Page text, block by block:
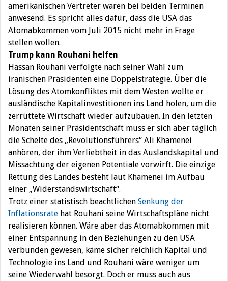
amerikanischen Vertreter waren bei beiden Terminen
anwesend. Es spricht alles dafür, dass die USA das
Atomabkommen vom Juli 2015 nicht mehr in Frage
stellen wollen.
Trump kann Rouhani helfen
Hassan Rouhani verfolgte nach seiner Wahl zum
iranischen Präsidenten eine Doppelstrategie. Über die
Lösung des Atomkonfliktes mit dem Westen wollte er
ausländische Kapitalinvestitionen ins Land holen, um die
zerrüttete Wirtschaft wieder aufzubauen. In den letzten
Monaten seiner Präsidentschaft muss er sich aber täglich
die Schelte des „Revolutionsführers“ Ali Khamenei
anhören, der ihm Verliebtheit in das Auslandskapital und
Missachtung der eigenen Potentiale vorwirft. Die einzige
Rettung des Landes besteht laut Khamenei im Aufbau
einer „Widerstandswirtschaft“.
Trotz einer statistisch beachtlichen Senkung der
Inflationsrate hat Rouhani seine Wirtschaftspläne nicht
realisieren können. Wäre aber das Atomabkommen mit
einer Entspannung in den Beziehungen zu den USA
verbunden gewesen, käme sicher reichlich Kapital und
Technologie ins Land und Rouhani wäre weniger um
seine Wiederwahl besorgt. Doch er muss auch aus